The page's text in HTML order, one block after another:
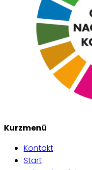
Kurzmenü
Kontakt
Start